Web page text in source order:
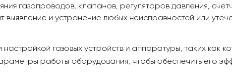
газопроводов, клапанов, регуляторов давления,
выявление и устранение любых неисправностей или
газовых устройств и аппаратуры, таких как
работы оборудования, чтобы обеспечить его